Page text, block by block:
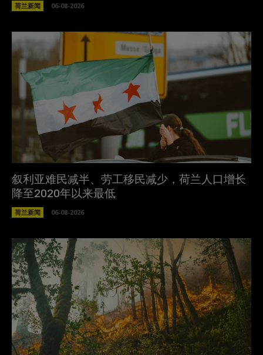
荷兰新闻 06-08-2026
叙利亚难民减半、劳工移民减少，荷兰人口增长
降至2020年以来最低
荷兰新闻 06-08-2026